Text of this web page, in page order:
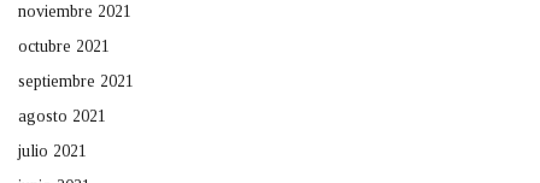
noviembre 2021
octubre 2021
septiembre 2021
agosto 2021
julio 2021